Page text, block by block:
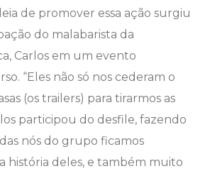
de promover essa ação surgiu
do malabarista da
Carlos em um evento
“Eles não só nos cederam o
(os trailers) para tirarmos as
participou do desfile, fazendo
nós do grupo ficamos
história deles, e também muito